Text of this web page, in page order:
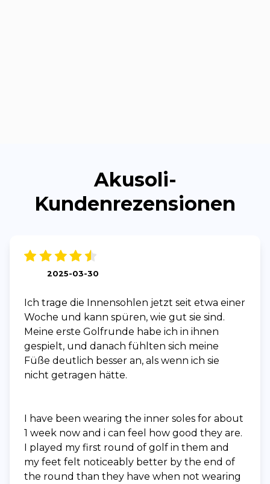
Akusoli-
Kundenrezensionen
2025-03-30
Ich trage die Innensohlen jetzt seit etwa einer
Woche und kann spüren, wie gut sie sind.
Meine erste Golfrunde habe ich in ihnen
gespielt, und danach fühlten sich meine
Füße deutlich besser an, als wenn ich sie
nicht getragen hätte.
I have been wearing the inner soles for about
1 week now and i can feel how good they are.
I played my first round of golf in them and
my feet felt noticeably better by the end of
the round than they have when not wearing